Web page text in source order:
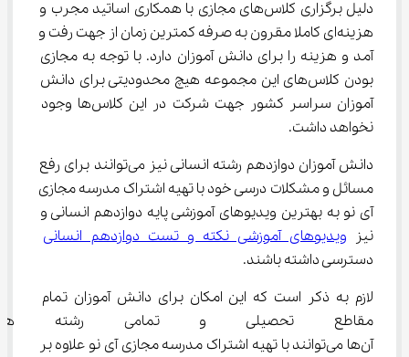
دلیل برگزاری کلاس‌های مجازی با همکاری اساتید مجرب و
هزینه‌ای کاملا مقرون به صرفه کمترین زمان از جهت رفت و
آمد و هزینه را برای دانش آموزان دارد. با توجه به مجازی
بودن کلاس‌های این مجموعه هیچ محدودیتی برای دانش
آموزان سراسر کشور جهت شرکت در این کلاس‌ها وجود
نخواهد داشت.
دانش آموزان دوازدهم رشته انسانی نیز می‌توانند برای رفع
مسائل و مشکلات درسی خود با تهیه اشتراک مدرسه مجازی
آی نو به بهترین ویدیوهای آموزشی پایه دوازدهم انسانی و
نیز ویدیوهای آموزشی نکته و تست دوازدهم انسانی
دسترسی داشته باشند.
لازم به ذکر است که این امکان برای دانش آموزان تمام
مقاطع تحصیلی و تمامی رشته
آن‌ها می‌توانند با تهیه اشتراک مدرسه مجازی آی نو علاوه بر